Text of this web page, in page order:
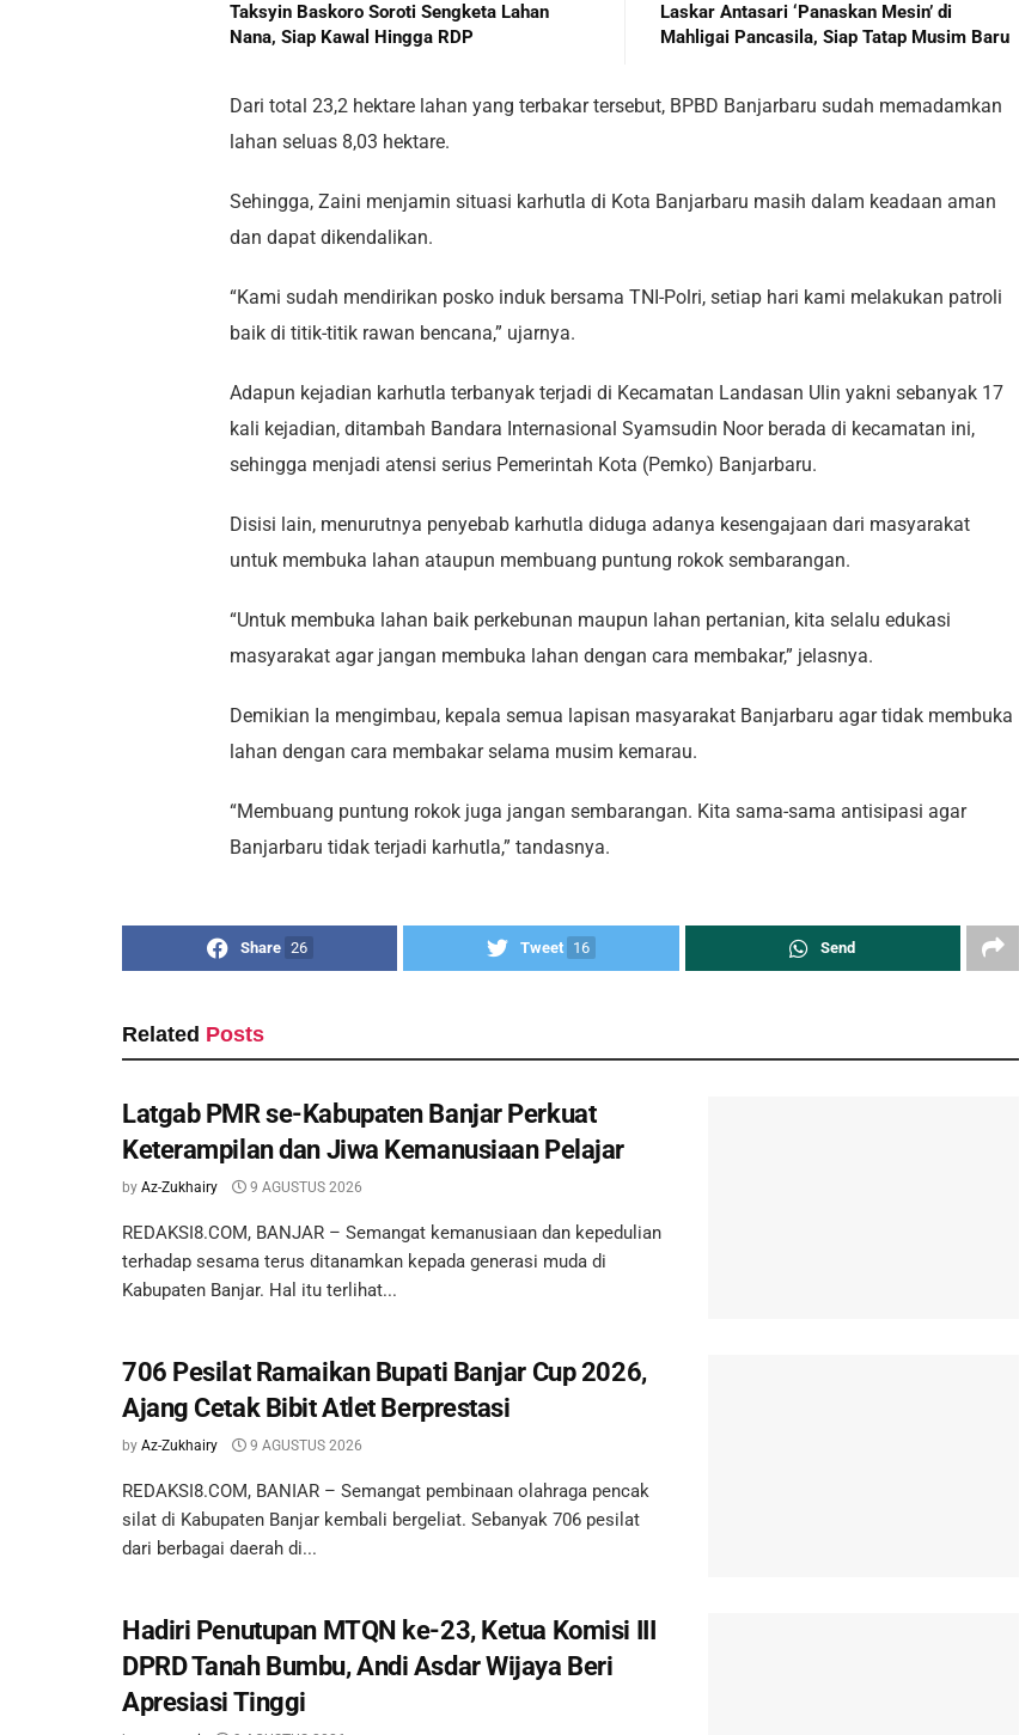
Taksyin Baskoro Soroti Sengketa Lahan
Nana, Siap Kawal Hingga RDP
Laskar Antasari ‘Panaskan Mesin’ di
Mahligai Pancasila, Siap Tatap Musim Baru
Dari total 23,2 hektare lahan yang terbakar tersebut, BPBD Banjarbaru sudah memadamkan
lahan seluas 8,03 hektare.
Sehingga, Zaini menjamin situasi karhutla di Kota Banjarbaru masih dalam keadaan aman
dan dapat dikendalikan.
“Kami sudah mendirikan posko induk bersama TNI-Polri, setiap hari kami melakukan patroli
baik di titik-titik rawan bencana,” ujarnya.
Adapun kejadian karhutla terbanyak terjadi di Kecamatan Landasan Ulin yakni sebanyak 17
kali kejadian, ditambah Bandara Internasional Syamsudin Noor berada di kecamatan ini,
sehingga menjadi atensi serius Pemerintah Kota (Pemko) Banjarbaru.
Disisi lain, menurutnya penyebab karhutla diduga adanya kesengajaan dari masyarakat
untuk membuka lahan ataupun membuang puntung rokok sembarangan.
“Untuk membuka lahan baik perkebunan maupun lahan pertanian, kita selalu edukasi
masyarakat agar jangan membuka lahan dengan cara membakar,” jelasnya.
Demikian Ia mengimbau, kepala semua lapisan masyarakat Banjarbaru agar tidak membuka
lahan dengan cara membakar selama musim kemarau.
“Membuang puntung rokok juga jangan sembarangan. Kita sama-sama antisipasi agar
Banjarbaru tidak terjadi karhutla,” tandasnya.
Share 26 Tweet 16 Send
Related Posts
Latgab PMR se-Kabupaten Banjar Perkuat
Keterampilan dan Jiwa Kemanusiaan Pelajar
by Az-Zukhairy 9 AGUSTUS 2026
REDAKSI8.COM, BANJAR – Semangat kemanusiaan dan kepedulian
terhadap sesama terus ditanamkan kepada generasi muda di
Kabupaten Banjar. Hal itu terlihat...
706 Pesilat Ramaikan Bupati Banjar Cup 2026,
Ajang Cetak Bibit Atlet Berprestasi
by Az-Zukhairy 9 AGUSTUS 2026
REDAKSI8.COM, BANIAR – Semangat pembinaan olahraga pencak
silat di Kabupaten Banjar kembali bergeliat. Sebanyak 706 pesilat
dari berbagai daerah di...
Hadiri Penutupan MTQN ke-23, Ketua Komisi III
DPRD Tanah Bumbu, Andi Asdar Wijaya Beri
Apresiasi Tinggi